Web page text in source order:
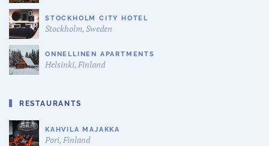
STOCKHOLM CITY HOTEL
Stockholm, Sweden
ONNELLINEN APARTMENTS
Helsinki, Finland
RESTAURANTS
KAHVILA MAJAKKA
Pori, Finland